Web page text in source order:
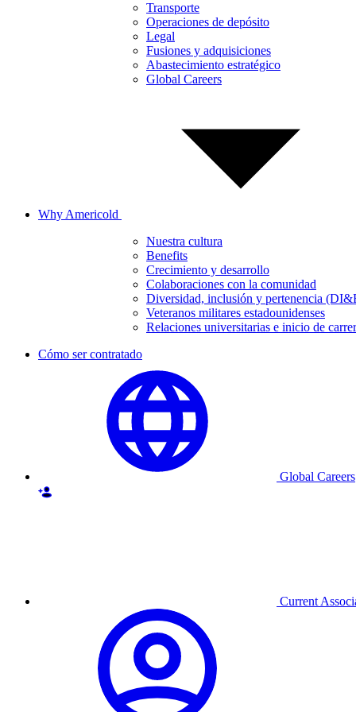
Transporte
Operaciones de depósito
Legal
Fusiones y adquisiciones
Abastecimiento estratégico
Global Careers
Why Americold
Nuestra cultura
Benefits
Crecimiento y desarrollo
Colaboraciones con la comunidad
Diversidad, inclusión y pertenencia
Veteranos militares estadounidenses
Relaciones universitarias e inicio de
Cómo ser contratado
Global Careers
Current